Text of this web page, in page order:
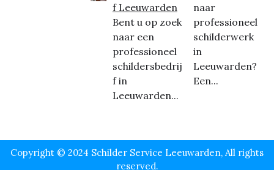
f Leeuwarden
Bent u op zoek
naar een
professioneel
schildersbedrij
f in
Leeuwarden...
naar
professioneel
schilderwerk
in
Leeuwarden?
Een...
Copyright © 2024 Schilder Service Leeuwarden, All rights
reserved.